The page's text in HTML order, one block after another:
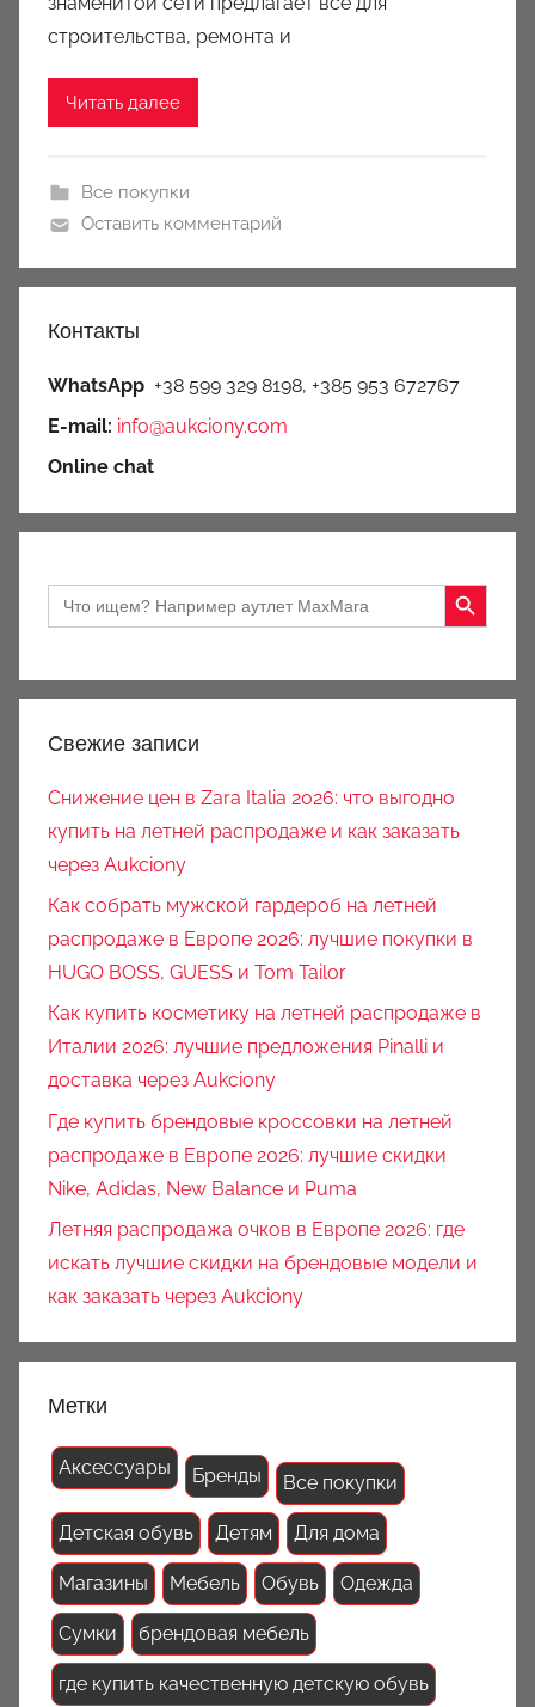
строительства, ремонта и
Читать далее
Все покупки
Оставить комментарий
Контакты
WhatsApp +38 599 329 8198, +385 953 672767
E-mail: info@aukciony.com
Online chat
Search
for:
Search Button
Свежие записи
Снижение цен в Zara Italia 2026: что выгодно
купить на летней распродаже и как заказать
через Aukciony
Как собрать мужской гардероб на летней
распродаже в Европе 2026: лучшие покупки в
HUGO BOSS, GUESS и Tom Tailor
Как купить косметику на летней распродаже в
Италии 2026: лучшие предложения Pinalli и
доставка через Aukciony
Где купить брендовые кроссовки на летней
распродаже в Европе 2026: лучшие скидки
Nike, Adidas, New Balance и Puma
Летняя распродажа очков в Европе 2026: где
искать лучшие скидки на брендовые модели и
как заказать через Aukciony
Метки
Аксессуары Бренды Все покупки
Детская обувь Детям Для дома
Магазины Мебель Обувь Одежда
Сумки брендовая мебель
где купить качественную детскую обувь